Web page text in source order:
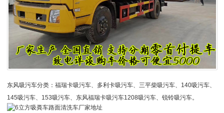
东风吸污车分类：福瑞卡吸污车、多利卡吸污车、三平柴吸污车、140吸污车、
145吸污车、153吸污车、东风福瑞卡吸污车1208吸污车、锐铃吸污车。